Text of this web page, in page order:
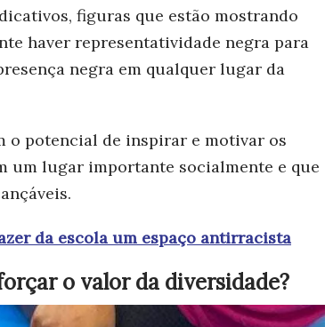
figuras que estão mostrando
haver representatividade negra para
negra em qualquer lugar da
o potencial de inspirar e motivar os
um lugar importante socialmente e que
da escola um espaço antirracista
o valor da diversidade?